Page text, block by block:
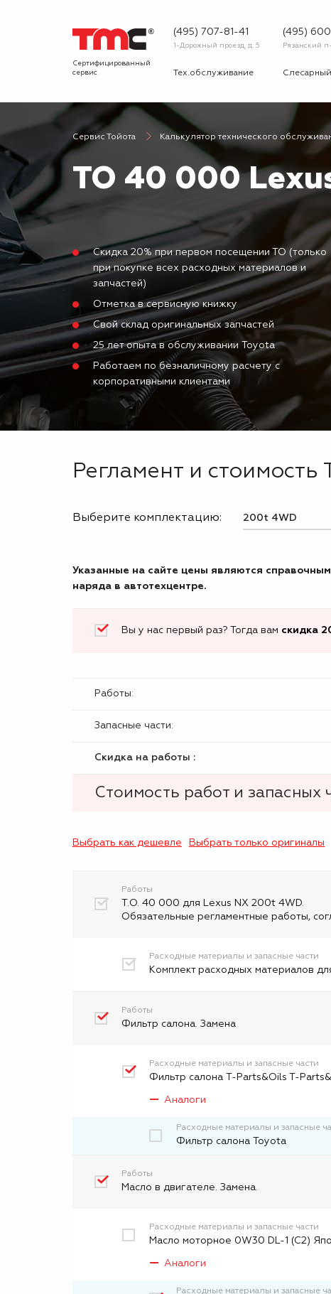
Сертифицированный
сервис
(495) 707-81-41
1-Дорожный проезд, д. 5
(495)
Рязанский п-
Тех.обслуживание
О сервисе Вопрос-
Новости Галерея
Сервис Тойота Калькулятор технического
ТО 40 000
Скидка 20% при первом посещении ТО (только
при покупке всех расходных материалов и
запчастей)
Отметка в сервисную книжку
Свой склад оригинальных запчастей
25 лет опыта в обслуживании Toyota
Работаем по безналичному расчету с
корпоративными клиентами
Регламент и стоимость
Выберите комплектацию:
Указанные на сайте цены являются
наряда в автотехцентре.
Вы у нас первый раз? Тогда вам скидка
Работы:
Запасные части:
Скидка на работы :
Стоимость работ и запасных
Выбрать как дешевле Выбрать только оригиналы
Работы
Т.О. 40 000 для Lexus NX 200t 4WD.
Обязательные регламентные работы,
Расходные материалы и запасные части
Комплект расходных материалов
Работы
Фильтр салона. Замена
Расходные материалы и запасные части
Фильтр салона T-Parts&Oils T-
Аналоги
Расходные материалы и запасные
Фильтр салона Toyota
Работы
Масло в двигателе. Замена.
Расходные материалы и запасные части
Масло моторное 0W30 DL-1 (C2)
Аналоги
Расходные материалы и запасные